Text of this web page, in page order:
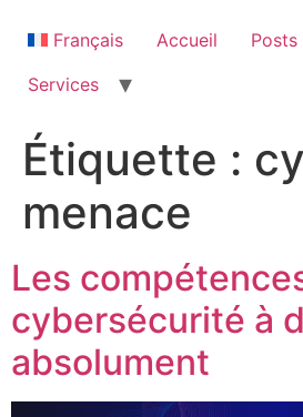
Français Accueil
Services
Étiquette :
menace
Les
cybersécurité à
absolument